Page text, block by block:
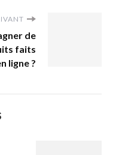
de
faits
ligne ?